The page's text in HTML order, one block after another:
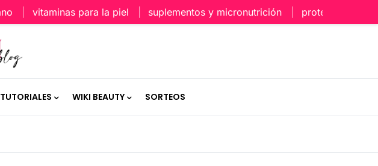
vitaminas para la piel suplementos y micronutrición protección capilar en
TUTORIALES WIKI BEAUTY SORTEOS